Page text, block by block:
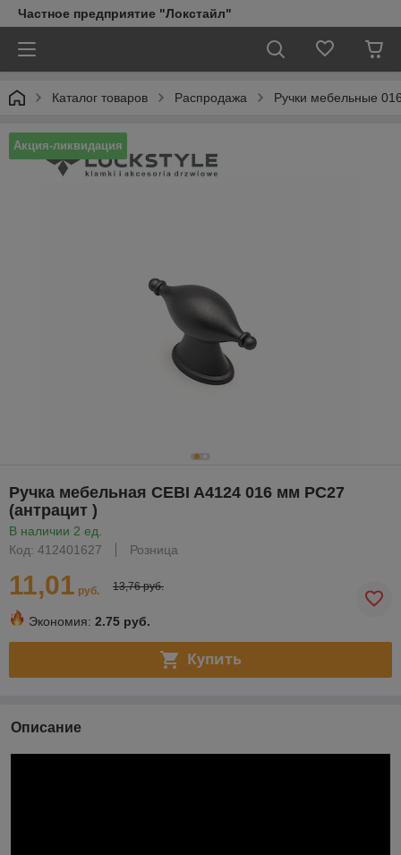
Частное предприятие "Локстайл"
Каталог товаров Распродажа Ручки мебельные
Акция-ликвидация
Ручка мебельная CEBI A4124 016 мм PC27
(антрацит )
В наличии 2 ед.
Код: 412401627
Розница
11,01 руб. 13,76 руб.
Экономия: 2.75 руб.
Купить
Описание